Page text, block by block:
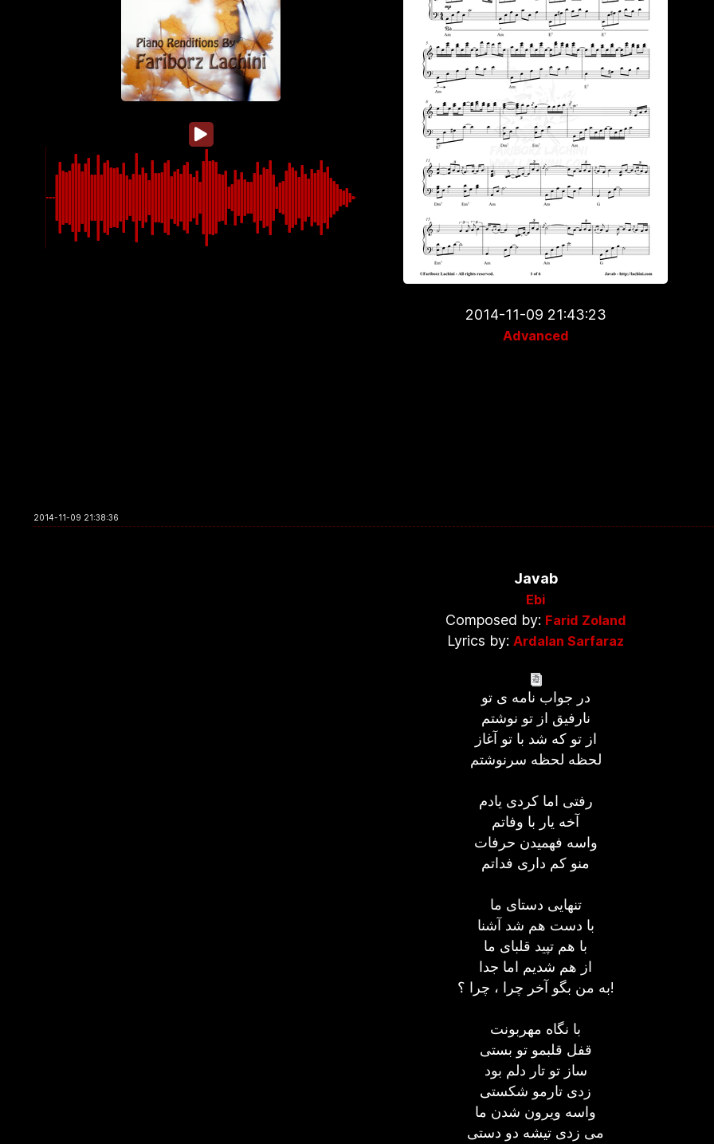
2014-11-09 21:43:23
Advanced
2014-11-09 21:38:36
Javab
Ebi
Composed by: Farid Zoland
Lyrics by: Ardalan Sarfaraz
در جواب نامه ی تو
نارفیق از تو نوشتم
از تو که شد با تو آغاز
لحظه لحظه سرنوشتم
رفتی اما کردی یادم
آخه یار با وفاتم
واسه فهمیدن حرفات
منو کم داری فداتم
تنهایی دستای ما
با دست هم شد آشنا
با هم تپید قلبای ما
از هم شدیم اما جدا
به من بگو آخر چرا ، چرا ؟!
با نگاه مهربونت
قفل قلبمو تو بستی
ساز تو تار دلم بود
زدی تارمو شکستی
واسه ویرون شدن ما
می زدی تیشه دو دستی